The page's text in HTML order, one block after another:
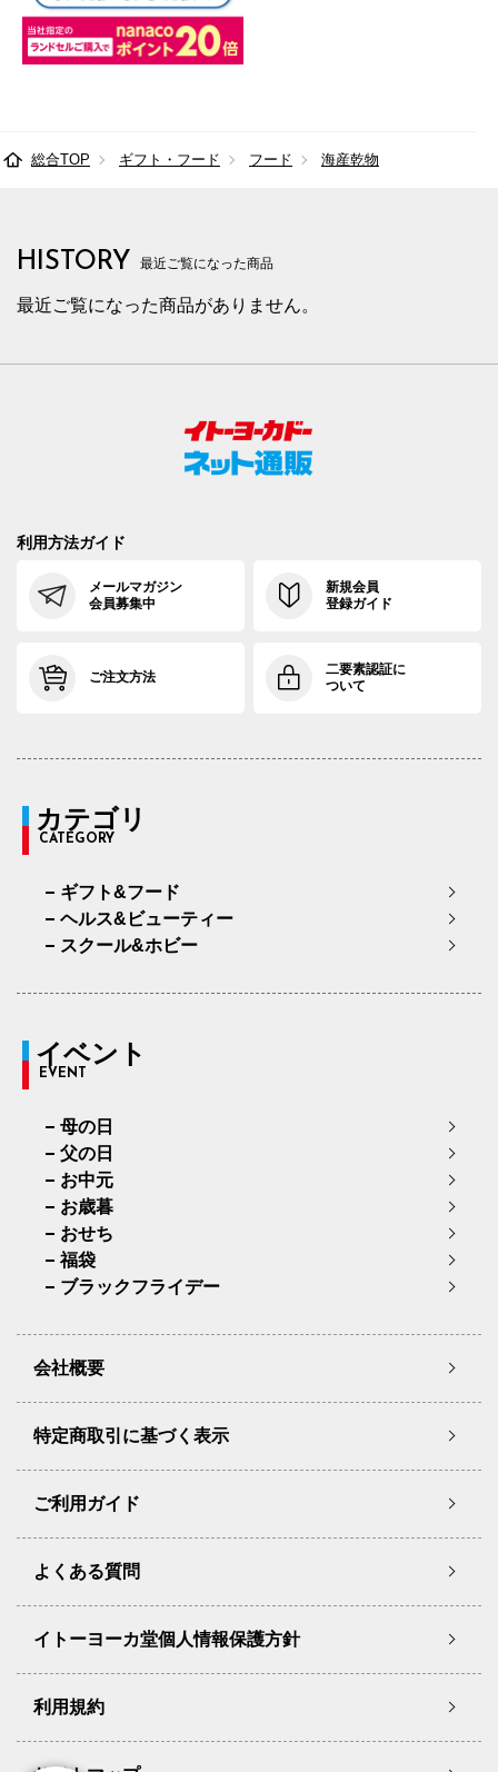
総合TOP ギフト・フード フード 海産乾物
HISTORY 最近ご覧になった商品
最近ご覧になった商品がありません。
利用方法ガイド
メールマガジン
会員募集中
新規会員
登録ガイド
ご注文方法
二要素認証に
ついて
カテゴリ
CATEGORY
ギフト&フード
ヘルス&ビューティー
スクール&ホビー
イベント
EVENT
母の日
父の日
お中元
お歳暮
おせち
福袋
ブラックフライデー
会社概要
特定商取引に基づく表示
ご利用ガイド
よくある質問
イトーヨーカ堂個人情報保護方針
利用規約